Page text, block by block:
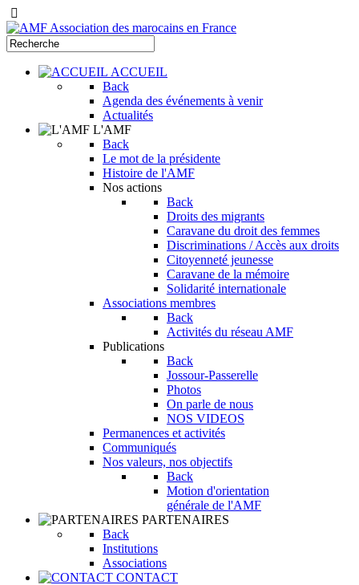
ACCUEIL
Back
Agenda des événements à venir
Actualités
L'AMF
Back
Le mot de la présidente
Histoire de l'AMF
Nos actions
Back
Droits des migrants
Caravane du droit des femmes
Discriminations / Accès aux droits
Citoyenneté jeunesse
Caravane de la mémoire
Solidarité internationale
Associations membres
Back
Activités du réseau AMF
Publications
Back
Jossour-Passerelle
Photos
On parle de nous
NOS VIDEOS
Permanences et activités
Communiqués
Nos valeurs, nos objectifs
Back
Motion d'orientation
générale de l'AMF
PARTENAIRES
Back
Institutions
Associations
CONTACT